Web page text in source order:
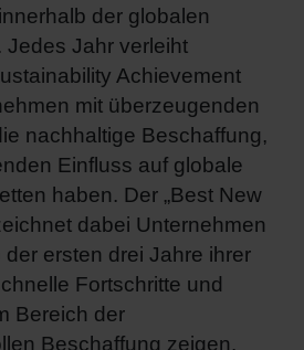
der globalen
Jedes Jahr verleiht
Achievement
mit überzeugenden
nachhaltige Beschaffung,
Einfluss auf globale
haben. Der „Best New
dabei Unternehmen
ersten drei Jahre ihrer
Fortschritte und
Bereich der
Beschaffung zeigen.